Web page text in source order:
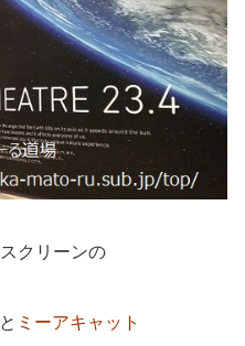
クリーンの
と ミーアキャット